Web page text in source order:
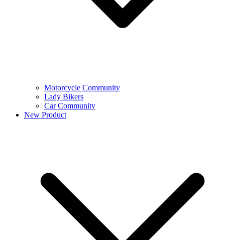
Motorcycle Community
Lady Bikers
Car Community
New Product